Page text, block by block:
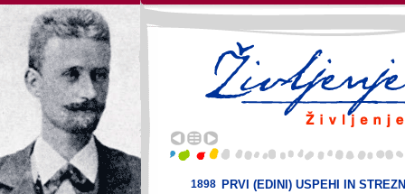
1898 PRVI (EDINI) USPEHI IN